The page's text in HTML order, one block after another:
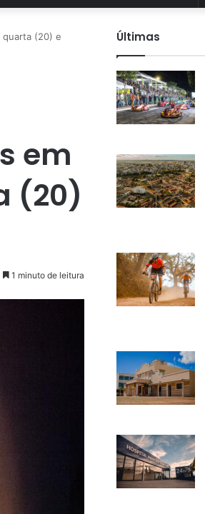
quarta (20) e
em
(20)
1 minuto de leitura
Últimas